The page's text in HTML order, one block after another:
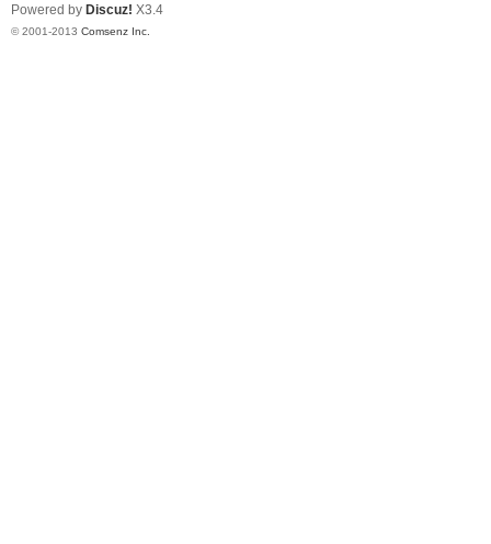
Powered by Discuz! X3.4
© 2001-2013 Comsenz Inc.